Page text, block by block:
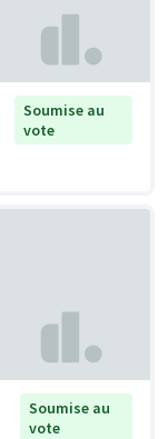
Soumise au
vote
Soumise au
vote